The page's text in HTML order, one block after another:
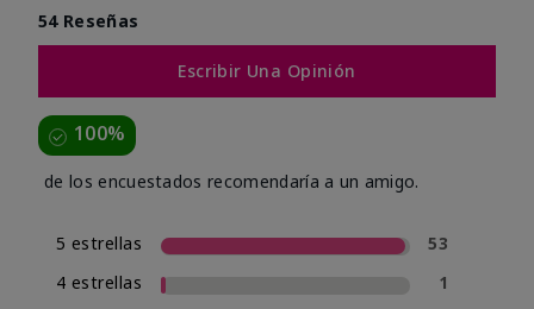
54 Reseñas
Escribir Una Opinión
100%
de los encuestados recomendaría a un amigo.
5 estrellas
53
4 estrellas
1